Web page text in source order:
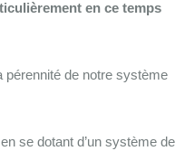
en ce temps
pérennité de notre système
se dotant d’un système de